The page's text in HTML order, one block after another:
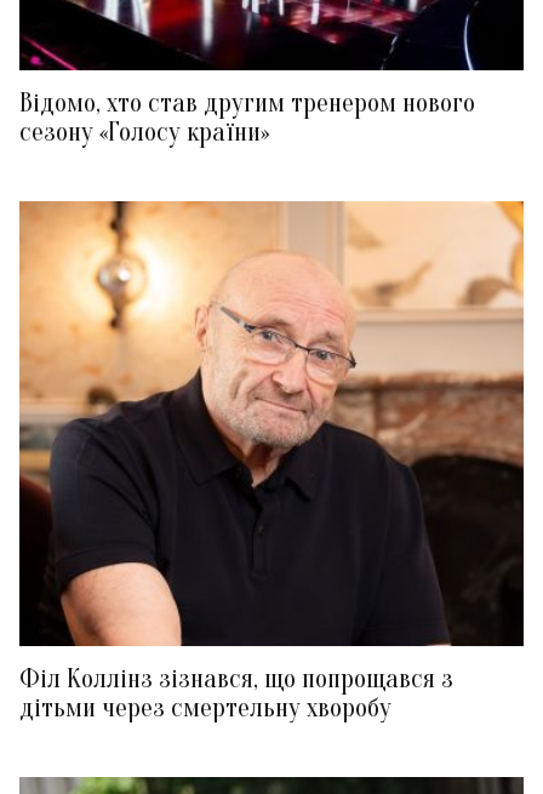
Відомо, хто став другим тренером нового
сезону «Голосу країни»
Філ Коллінз зізнався, що попрощався з
дітьми через смертельну хворобу